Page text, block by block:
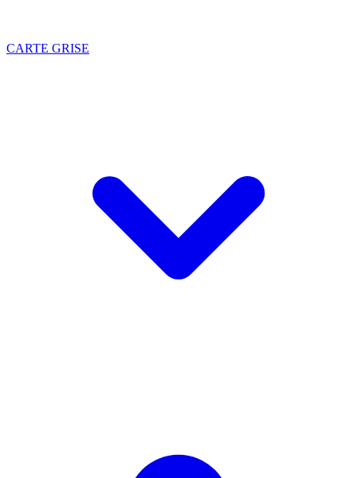
CARTE GRISE